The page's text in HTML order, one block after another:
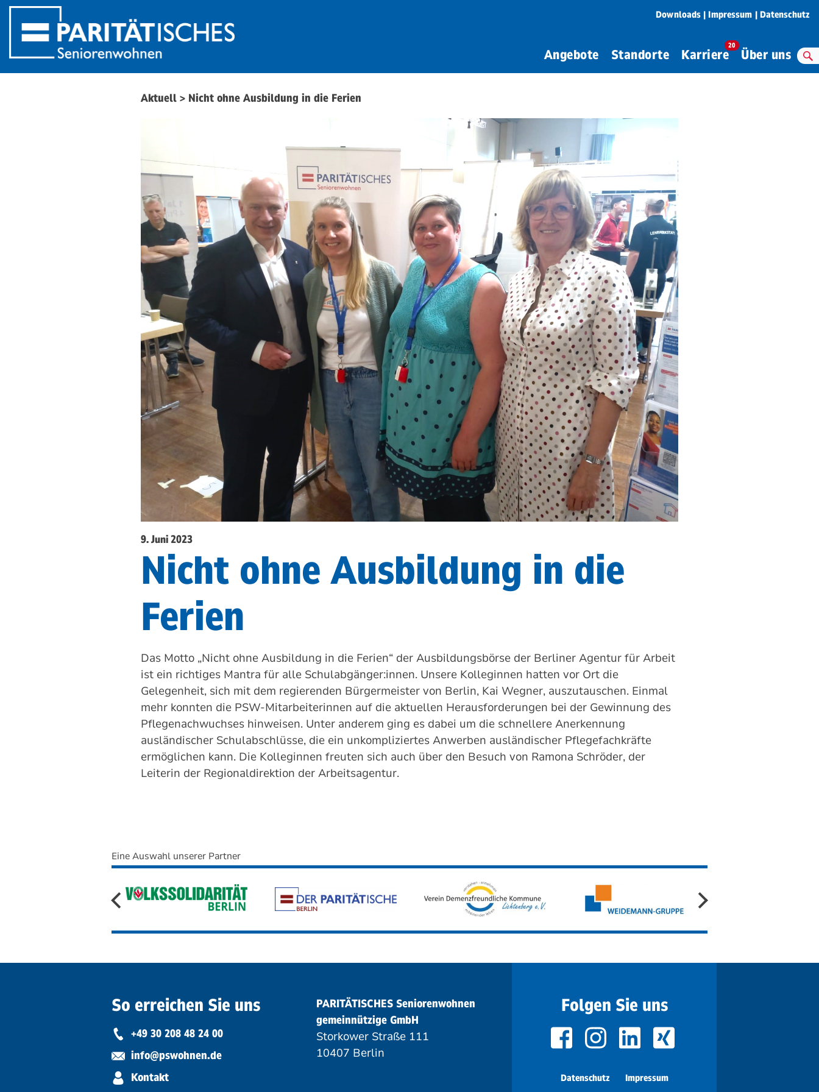
Downloads Impressum Datenschutz
Angebote Standorte Karriere
20
Über uns
Aktuell > Nicht ohne Ausbildung in die Ferien
9. Juni 2023
Nicht ohne Ausbildung in die
Ferien
Das Motto „Nicht ohne Ausbildung in die Ferien“ der Ausbildungsbörse der Berliner Agentur für Arbeit
ist ein richtiges Mantra für alle Schulabgänger:innen. Unsere Kolleginnen hatten vor Ort die
Gelegenheit, sich mit dem regierenden Bürgermeister von Berlin, Kai Wegner, auszutauschen. Einmal
mehr konnten die PSW-Mitarbeiterinnen auf die aktuellen Herausforderungen bei der Gewinnung des
Pflegenachwuchses hinweisen. Unter anderem ging es dabei um die schnellere Anerkennung
ausländischer Schulabschlüsse, die ein unkompliziertes Anwerben ausländischer Pflegefachkräfte
ermöglichen kann. Die Kolleginnen freuten sich auch über den Besuch von Ramona Schröder, der
Leiterin der Regionaldirektion der Arbeitsagentur.
Eine Auswahl unserer Partner
So erreichen Sie uns
+49 30 208 48 24 00
info@pswohnen.de
Kontakt
PARITÄTISCHES Seniorenwohnen
gemeinnützige GmbH
Storkower Straße 111
10407 Berlin
Folgen Sie uns
Datenschutz Impressum